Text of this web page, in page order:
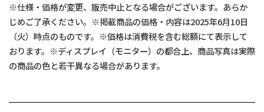
※仕様・価格が変更、販売中止となる場合がございます。あらか
じめご了承ください。※掲載商品の価格・内容は2025年6月10日
（火）時点のものです。※価格は消費税を含む総額にて表示して
おります。※ディスプレイ（モニター）の都合上、商品写真は実際
の商品の色と若干異なる場合があります。